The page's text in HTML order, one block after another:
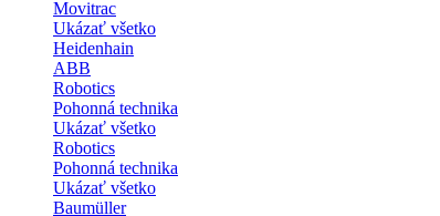
Movitrac
Ukázať všetko
Heidenhain
ABB
Robotics
Pohonná technika
Ukázať všetko
Robotics
Pohonná technika
Ukázať všetko
Baumüller